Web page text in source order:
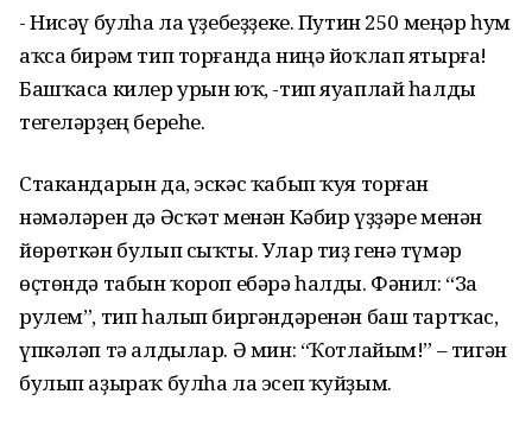
- Нисәү булһа ла үҙебеҙҙеке. Путин 250 меңәр һум
аҡса бирәм тип торғанда ниңә йоҡлап ятырға!
Башҡаса килер урын юҡ, -тип яуаплай һалды
тегеләрҙең береһе.
Стакандарын да, эскәс ҡабып ҡуя торған
нәмәләрен дә Әсҡәт менән Кәбир үҙҙәре менән
йөрөткән булып сыҡты. Улар тиҙ генә түмәр
өҫтөндә табын ҡороп ебәрә һалды. Фәнил: “За
рулем”, тип һалып биргәндәренән баш тартҡас,
үпкәләп тә алдылар. Ә мин: “Ҡотлайым!” – тигән
булып аҙыраҡ булһа ла эсеп ҡуйҙым.